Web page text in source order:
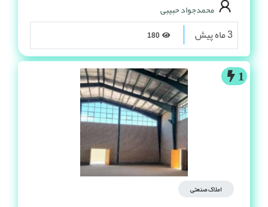
محمدجواد حبیبی
3 ماه پیش
1
املاک صنعتی